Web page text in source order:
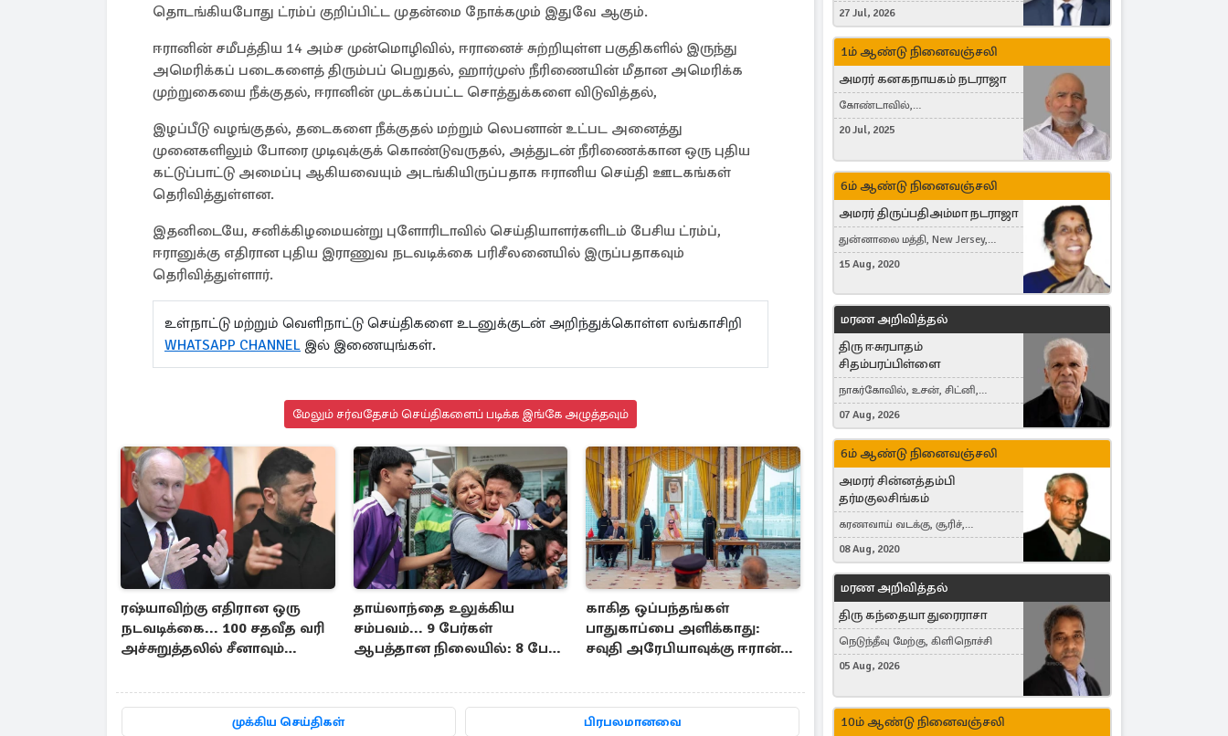
தொடங்கியபோது ட்ரம்ப் குறிப்பிட்ட முதன்மை நோக்கமும் இதுவே ஆகும்.
ஈரானின் சமீபத்திய 14 அம்ச முன்மொழிவில், ஈரானைச் சுற்றியுள்ள பகுதிகளில் இருந்து
அமெரிக்கப் படைகளைத் திரும்பப் பெறுதல், ஹார்முஸ் நீரிணையின் மீதான அமெரிக்க
முற்றுகையை நீக்குதல், ஈரானின் முடக்கப்பட்ட சொத்துக்களை விடுவித்தல்,
இழப்பீடு வழங்குதல், தடைகளை நீக்குதல் மற்றும் லெபனான் உட்பட அனைத்து
முனைகளிலும் போரை முடிவுக்குக் கொண்டுவருதல், அத்துடன் நீரிணைக்கான ஒரு புதிய
கட்டுப்பாட்டு அமைப்பு ஆகியவையும் அடங்கியிருப்பதாக ஈரானிய செய்தி ஊடகங்கள்
தெரிவித்துள்ளன.
இதனிடையே, சனிக்கிழமையன்று புளோரிடாவில் செய்தியாளர்களிடம் பேசிய ட்ரம்ப்,
ஈரானுக்கு எதிரான புதிய இராணுவ நடவடிக்கை பரிசீலனையில் இருப்பதாகவும்
தெரிவித்துள்ளார்.
உள்நாட்டு மற்றும் வெளிநாட்டு செய்திகளை உடனுக்குடன் அறிந்துக்கொள்ள லங்காசிறி
WHATSAPP CHANNEL இல் இணையுங்கள்.
மேலும் சர்வதேசம் செய்திகளைப் படிக்க இங்கே அழுத்தவும்
ரஷ்யாவிற்கு எதிரான ஒரு
நடவடிக்கை... 100 சதவீத வரி
அச்சுறுத்தலில் சீனாவும்
தாய்லாந்தை உலுக்கிய
சம்பவம்... 9 பேர்கள்
ஆபத்தான நிலையில்: 8 பேர்
காகித ஒப்பந்தங்கள்
பாதுகாப்பை அளிக்காது:
சவுதி அரேபியாவுக்கு ஈரான்
முக்கிய செய்திகள் பிரபலமானவை
27 Jul, 2026
1ம் ஆண்டு நினைவஞ்சலி
அமரர் கனகநாயகம் நடராஜா
கோண்டாவில்,
புன்னாலைக்கட்டுவன், சவுதி
Germany, Brampton, Canada
20 Jul, 2025
6ம் ஆண்டு நினைவஞ்சலி
அமரர் திருப்பதிஅம்மா நடராஜா
துன்னாலை மத்தி, New Jersey,
United States, Toronto, Canada
15 Aug, 2020
மரண அறிவித்தல்
திரு ஈசுரபாதம்
சிதம்பரப்பிள்ளை
நாகர்கோவில், உசன், சிட்னி,
Australia
07 Aug, 2026
6ம் ஆண்டு நினைவஞ்சலி
அமரர் சின்னத்தம்பி
தர்மகுலசிங்கம்
கரணவாய் வடக்கு, சூரிச்,
Switzerland
08 Aug, 2020
மரண அறிவித்தல்
திரு கந்தையா துரைராசா
நெடுந்தீவு மேற்கு, கிளிநொச்சி
05 Aug, 2026
10ம் ஆண்டு நினைவஞ்சலி